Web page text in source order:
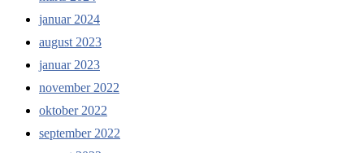
januar 2024
august 2023
januar 2023
november 2022
oktober 2022
september 2022